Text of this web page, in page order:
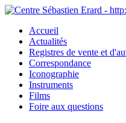
Accueil
Actualités
Registres de vente et
Correspondance
Iconographie
Instruments
Films
Foire aux questions